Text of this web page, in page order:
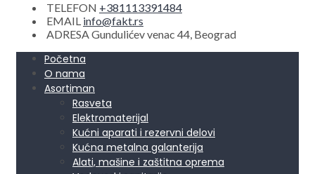
TELEFON +381113391484
EMAIL info@fakt.rs
ADRESAGundulićev venac 44, Beograd
Početna
O nama
Asortiman
Rasveta
Elektromaterijal
Kućni aparati i rezervni delovi
Kućna metalna galanterija
Alati, mašine i zaštitna oprema